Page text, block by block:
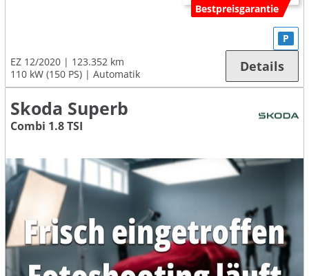
Bestpreisgarantie
EZ 12/2020
123.352 km
110 kW (150 PS)
Automatik
P
Details
Skoda Superb
Combi 1.8 TSI